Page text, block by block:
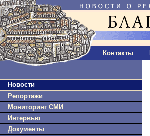
Контакты
Новости
Репортажи
Мониторинг СМИ
Интервью
Документы